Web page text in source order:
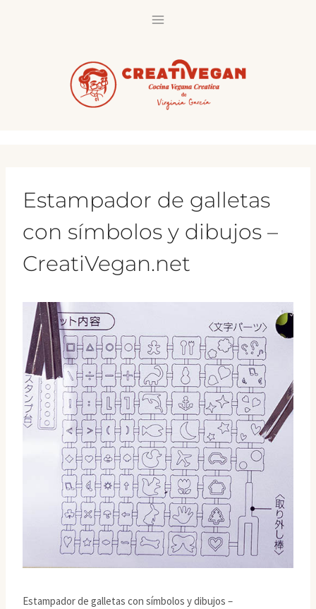
Estampador de galletas
con símbolos y dibujos –
CreatiVegan.net
Estampador de galletas con símbolos y dibujos –